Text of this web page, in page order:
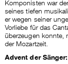
seines tiefen
er wegen seiner
Vorliebe für das
überzeugen konnte,
der Mozartzeit.
Advent der